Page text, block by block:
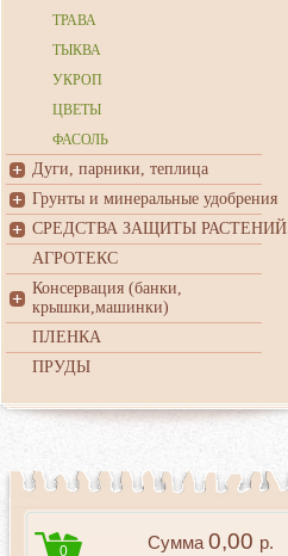
ТРАВА
ТЫКВА
УКРОП
ЦВЕТЫ
ФАСОЛЬ
Дуги, парники, теплица
Грунты и минеральные удобрения
СРЕДСТВА ЗАЩИТЫ РАСТЕНИЙ
АГРОТЕКС
Консервация (банки,
крышки,машинки)
ПЛЕНКА
ПРУДЫ
0 Сумма 0,00 р.